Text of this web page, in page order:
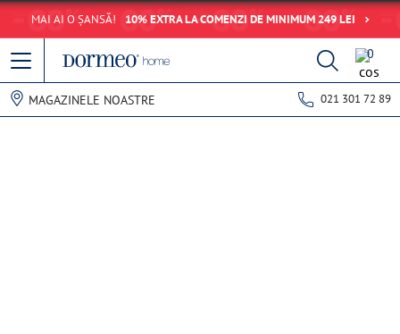
MAI AI O ȘANSĂ! 10% EXTRA LA COMENZI DE MINIMUM 249 LEI
0
MAGAZINELE NOASTRE 021 301 72 89